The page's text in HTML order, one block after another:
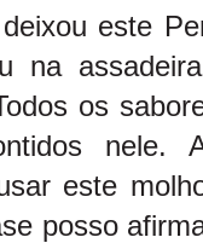
este
na
os
nele.
este
posso